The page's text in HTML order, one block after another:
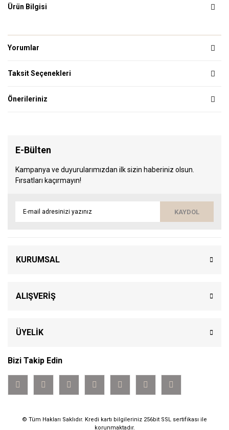
Ürün Bilgisi
Yorumlar
Taksit Seçenekleri
Önerileriniz
E-Bülten
Kampanya ve duyurularımızdan ilk sizin haberiniz olsun.
Fırsatları kaçırmayın!
KAYDOL
KURUMSAL
ALIŞVERİŞ
ÜYELİK
Bizi Takip Edin
© Tüm Hakları Saklıdır. Kredi kartı bilgileriniz 256bit SSL sertifikası ile
korunmaktadır.